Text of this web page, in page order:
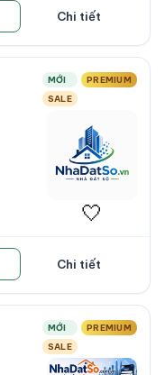
Chi tiết
MỚI
PREMIUM
SALE
🤍
Chi tiết
MỚI
PREMIUM
SALE